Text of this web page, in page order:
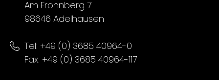
Am Frohnberg 7
98646 Adelhausen
Tel: +49 (0) 3685 40964-0
Fax: +49 (0) 3685 40964-117